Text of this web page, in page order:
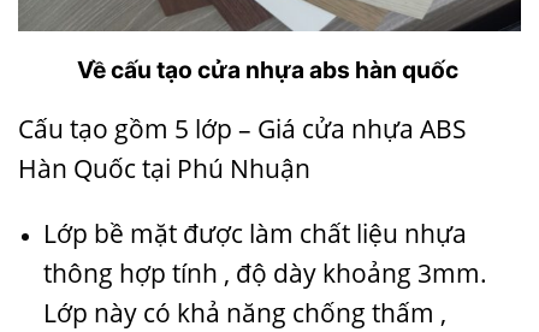
Về cấu tạo cửa nhựa abs hàn quốc
Cấu tạo gồm 5 lớp – Giá cửa nhựa ABS
Hàn Quốc tại Phú Nhuận
Lớp bề mặt được làm chất liệu nhựa
thông hợp tính , độ dày khoảng 3mm.
Lớp này có khả năng chống thấm ,